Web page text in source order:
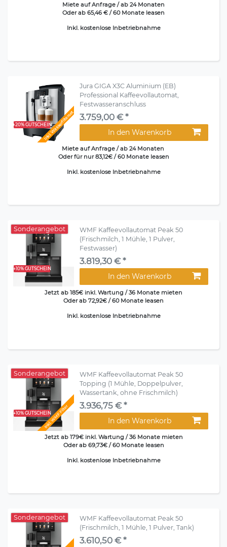
Miete auf Anfrage / ab 24 Monaten
Oder ab 65,46 € / 60 Monate leasen
Inkl. kostenlose Inbetriebnahme
+20% GUTSCHEINInkl. Wasserfilterset
Jura GIGA X3C Aluminium (EB)
Professional Kaffeevollautomat,
Festwasseranschluss
3.759,00 € *
In den Warenkorb
Miete auf Anfrage / ab 24 Monaten
Oder für nur 83,12€ / 60 Monate leasen
Inkl. kostenlose Inbetriebnahme
+10% GUTSCHEIN
Sonderangebot
WMF Kaffeevollautomat Peak 50
(Frischmilch, 1 Mühle, 1 Pulver,
Festwasser)
3.819,30 € *
In den Warenkorb
Jetzt ab 185€ inkl. Wartung / 36 Monate mieten
Oder ab 72,92€ / 60 Monate leasen
Inkl. kostenlose Inbetriebnahme
+10% GUTSCHEINInkl. WMF Filter
Sonderangebot
WMF Kaffeevollautomat Peak 50
Topping (1 Mühle, Doppelpulver,
Wassertank, ohne Frischmilch)
3.936,75 € *
In den Warenkorb
Jetzt ab 179€ inkl. Wartung / 36 Monate mieten
Oder ab 69,73€ / 60 Monate leasen
Inkl. kostenlose Inbetriebnahme
Sonderangebot
WMF Kaffeevollautomat Peak 50
(Frischmilch, 1 Mühle, 1 Pulver, Tank)
3.610,50 € *